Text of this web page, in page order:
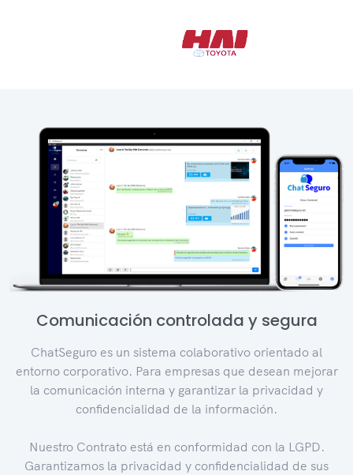
Comunicación controlada y segura
ChatSeguro es un sistema colaborativo orientado al
entorno corporativo. Para empresas que desean mejorar
la comunicación interna y garantizar la privacidad y
confidencialidad de la información.
Nuestro Contrato está en conformidad con la LGPD.
Garantizamos la privacidad y confidencialidad de sus